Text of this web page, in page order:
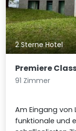
2 Sterne Hotel
Premiere
91 Zimmer
Am Eingang von
funktionale und